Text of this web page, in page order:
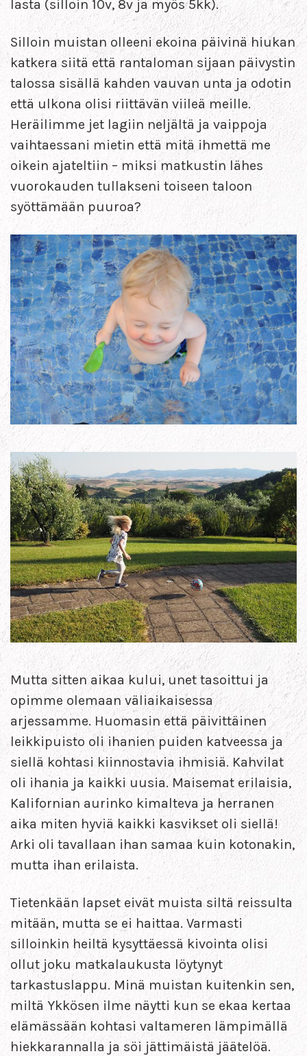
lasta (silloin 10v, 8v ja myös 5kk).
Silloin muistan olleeni ekoina päivinä hiukan
katkera siitä että rantaloman sijaan päivystin
talossa sisällä kahden vauvan unta ja odotin
että ulkona olisi riittävän viileä meille.
Heräilimme jet lagiin neljältä ja vaippoja
vaihtaessani mietin että mitä ihmettä me
oikein ajateltiin – miksi matkustin lähes
vuorokauden tullakseni toiseen taloon
syöttämään puuroa?
Mutta sitten aikaa kului, unet tasoittui ja
opimme olemaan väliaikaisessa
arjessamme. Huomasin että päivittäinen
leikkipuisto oli ihanien puiden katveessa ja
siellä kohtasi kiinnostavia ihmisiä. Kahvilat
oli ihania ja kaikki uusia. Maisemat erilaisia,
Kalifornian aurinko kimalteva ja herranen
aika miten hyviä kaikki kasvikset oli siellä!
Arki oli tavallaan ihan samaa kuin kotonakin,
mutta ihan erilaista.
Tietenkään lapset eivät muista siltä reissulta
mitään, mutta se ei haittaa. Varmasti
silloinkin heiltä kysyttäessä kivointa olisi
ollut joku matkalaukusta löytynyt
tarkastuslappu. Minä muistan kuitenkin sen,
miltä Ykkösen ilme näytti kun se ekaa kertaa
elämässään kohtasi valtameren lämpimällä
hiekkarannalla ja söi jättimäistä jäätelöä.